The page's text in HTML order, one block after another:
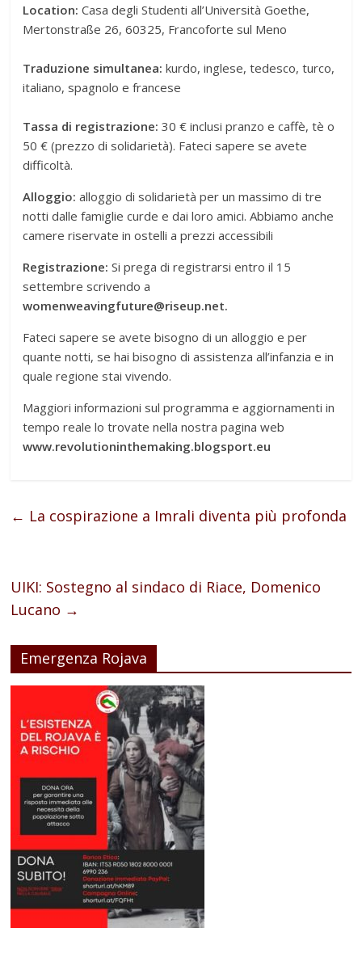
Location: Casa degli Studenti all’Università Goethe,
Mertonstraße 26, 60325, Francoforte sul Meno
Traduzione simultanea:kurdo, inglese, tedesco, turco,
italiano, spagnolo e francese
Tassa di registrazione:30 € inclusi pranzo e caffè, tè o
50 € (prezzo di solidarietà). Fateci sapere se avete
difficoltà.
Alloggio:alloggio di solidarietà per un massimo di tre
notti dalle famiglie curde e dai loro amici. Abbiamo anche
camere riservate in ostelli a prezzi accessibili
Registrazione:Si prega di registrarsi entro il 15
settembre scrivendo a
womenweavingfuture@riseup.net.
Fateci sapere se avete bisogno di un alloggio e per
quante notti, se hai bisogno di assistenza all’infanzia e in
quale regione stai vivendo.
Maggiori informazioni sul programma e aggiornamenti in
tempo reale lo trovate nella nostra pagina web
www.revolutioninthemaking.blogsport.eu
← La cospirazione a Imrali diventa più profonda
UIKI: Sostegno al sindaco di Riace, Domenico
Lucano →
Emergenza Rojava